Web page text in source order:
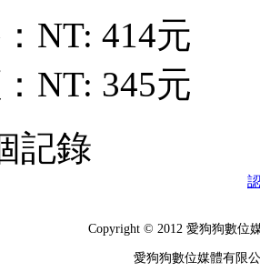
NT: 414元
NT: 345元
記錄
Copyright © 2012 愛狗狗數位
愛狗狗數位媒體有限